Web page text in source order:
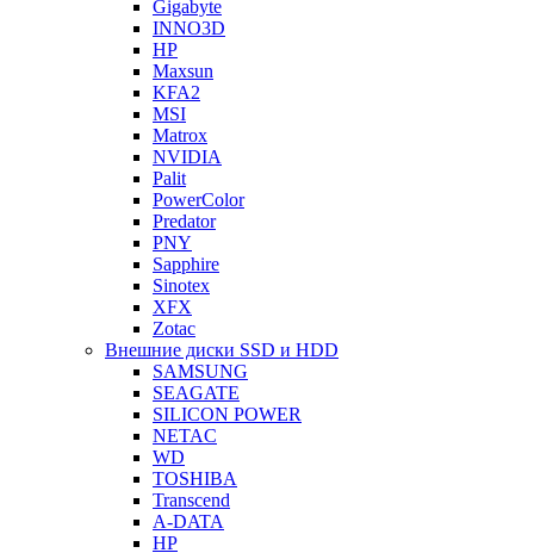
Gigabyte
INNO3D
HP
Maxsun
KFA2
MSI
Matrox
NVIDIA
Palit
PowerColor
Predator
PNY
Sapphire
Sinotex
XFX
Zotac
Внешние диски SSD и HDD
SAMSUNG
SEAGATE
SILICON POWER
NETAC
WD
TOSHIBA
Transcend
A-DATA
HP